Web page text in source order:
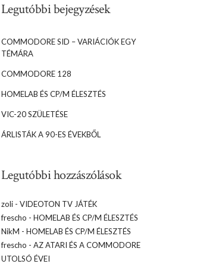
Legutóbbi bejegyzések
COMMODORE SID – VARIÁCIÓK EGY
TÉMÁRA
COMMODORE 128
HOMELAB ÉS CP/M ÉLESZTÉS
VIC-20 SZÜLETÉSE
ÁRLISTÁK A 90-ES ÉVEKBŐL
Legutóbbi hozzászólások
zoli- VIDEOTON TV JÁTÉK
frescho - HOMELAB ÉS CP/M ÉLESZTÉS
NikM - HOMELAB ÉS CP/M ÉLESZTÉS
frescho - AZ ATARI ÉS A COMMODORE
UTOLSÓ ÉVEI